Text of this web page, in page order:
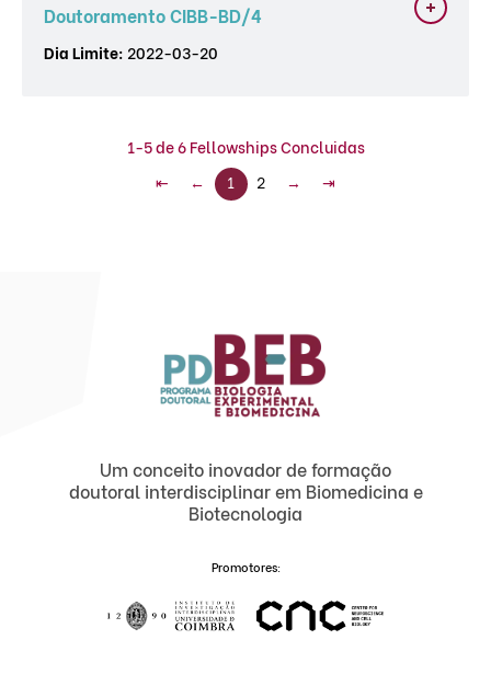
Doutoramento CIBB-BD/4
Dia Limite: 2022-03-20
1-5 de 6 Fellowships Concluidas
⇤
← 1 2 → ⇥
Um conceito inovador de formação
doutoral interdisciplinar em Biomedicina e
Biotecnologia
Promotores: